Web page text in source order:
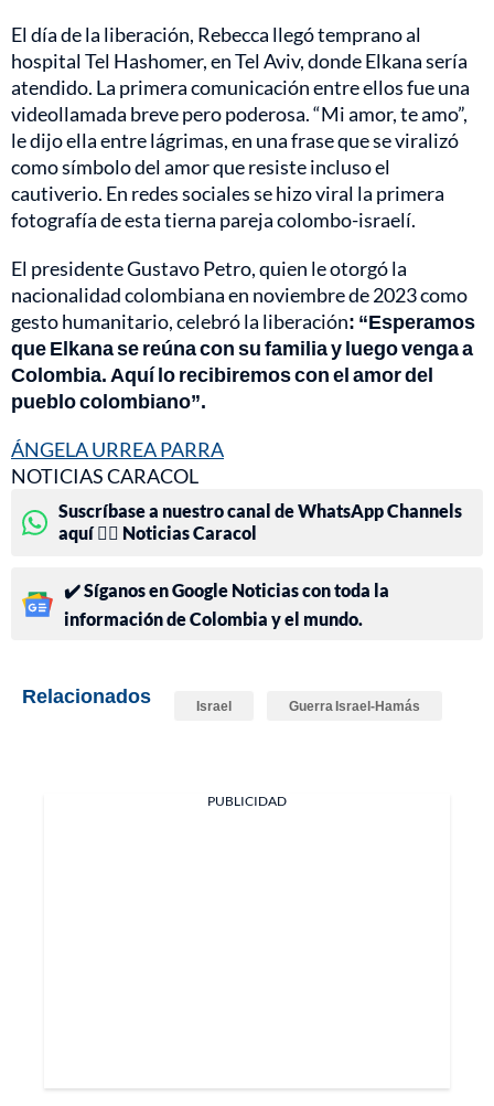
El día de la liberación, Rebecca llegó temprano al
hospital Tel Hashomer, en Tel Aviv, donde Elkana sería
atendido. La primera comunicación entre ellos fue una
videollamada breve pero poderosa. “Mi amor, te amo”,
le dijo ella entre lágrimas, en una frase que se viralizó
como símbolo del amor que resiste incluso el
cautiverio. En redes sociales se hizo viral la primera
fotografía de esta tierna pareja colombo-israelí.
El presidente Gustavo Petro, quien le otorgó la
nacionalidad colombiana en noviembre de 2023 como
gesto humanitario, celebró la liberación: “Esperamos
que Elkana se reúna con su familia y luego venga a
Colombia. Aquí lo recibiremos con el amor del
pueblo colombiano”.
ÁNGELA URREA PARRA
NOTICIAS CARACOL
Suscríbase a nuestro canal de WhatsApp Channels
aquí 👉🏻 Noticias Caracol
✔️ Síganos en Google Noticias con toda la
información de Colombia y el mundo.
Relacionados Israel Guerra Israel-Hamás
PUBLICIDAD